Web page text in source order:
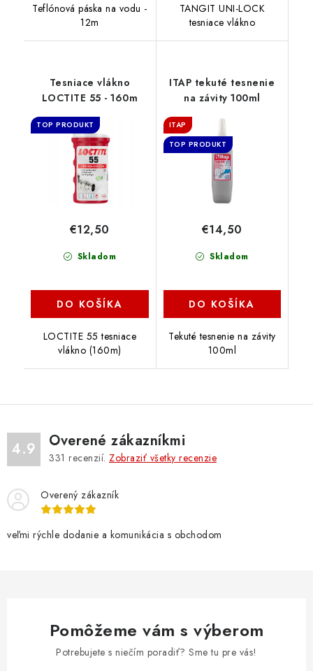
Teflónová páska na vodu -
12m
TANGIT UNI-LOCK
tesniace vlákno
Tesniace vlákno
LOCTITE 55 - 160m
TOP PRODUKT
Skladom
€12,50
DO KOŠÍKA
LOCTITE 55 tesniace
vlákno (160m)
ITAP tekuté tesnenie
na závity 100ml
ITAP
TOP PRODUKT
Skladom
€14,50
DO KOŠÍKA
Tekuté tesnenie na závity
100ml
4.9 Overené zákazníkmi
331 recenzií. Zobraziť všetky recenzie
Overený zákazník
veľmi rýchle dodanie a komunikácia s obchodom
Pomôžeme vám s výberom
Potrebujete s niečím poradiť? Sme tu pre vás!